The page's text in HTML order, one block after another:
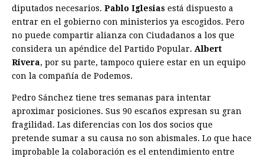
diputados necesarios. Pablo Iglesias está dispuesto a
entrar en el gobierno con ministerios ya escogidos. Pero
no puede compartir alianza con Ciudadanos a los que
considera un apéndice del Partido Popular. Albert
Rivera, por su parte, tampoco quiere estar en un equipo
con la compañía de Podemos.
Pedro Sánchez tiene tres semanas para intentar
aproximar posiciones. Sus 90 escaños expresan su gran
fragilidad. Las diferencias con los dos socios que
pretende sumar a su causa no son abismales. Lo que hace
improbable la colaboración es el entendimiento entre